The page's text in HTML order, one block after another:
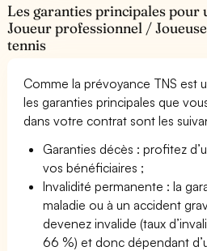
Les garanties principales pour
Joueur professionnel /
tennis
Comme la prévoyance TNS est
les garanties principales que
dans votre contrat sont les
Garanties décès : profitez
vos bénéficiaires ;
Invalidité permanente : la
maladie ou à un accident
devenez invalide (taux
66 %) et donc dépendant